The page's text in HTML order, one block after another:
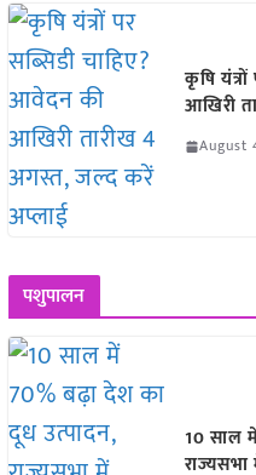
कृषि
आखिरी
August
पशुपालन
10 साल